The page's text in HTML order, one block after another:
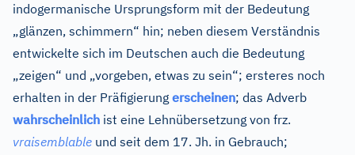
indogermanische Ursprungsform mit der Bedeutung
„glänzen, schimmern“ hin; neben diesem Verständnis
entwickelte sich im Deutschen auch die Bedeutung
„zeigen“ und „vorgeben, etwas zu sein“; ersteres noch
erhalten in der Präfigierung erscheinen; das Adverb
wahrscheinlich ist eine Lehnübersetzung von frz.
vraisemblable und seit dem 17. Jh. in Gebrauch;